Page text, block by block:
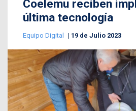
Coelemu reciben
última tecnología
Equipo Digital 19 de Julio 2023